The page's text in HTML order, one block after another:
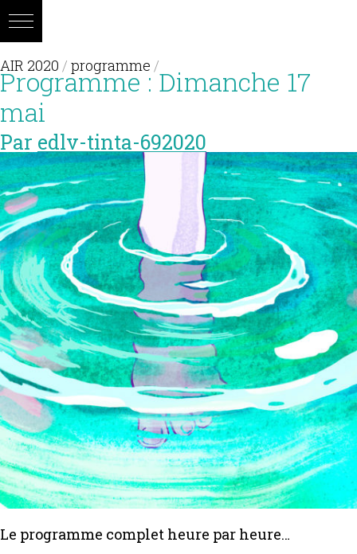
AIR 2020 / programme /
Programme : Dimanche 17
mai
Par edlv-tinta-692020
Le programme complet heure par heure…